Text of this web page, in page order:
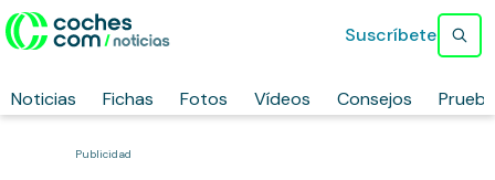
Noticias Fichas Fotos Vídeos Consejos
Suscríbete
Publicidad